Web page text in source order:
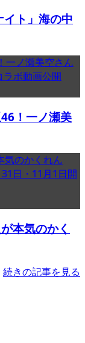
ト」海の中
！一ノ瀬美
本気のかく
続きの記事を見る